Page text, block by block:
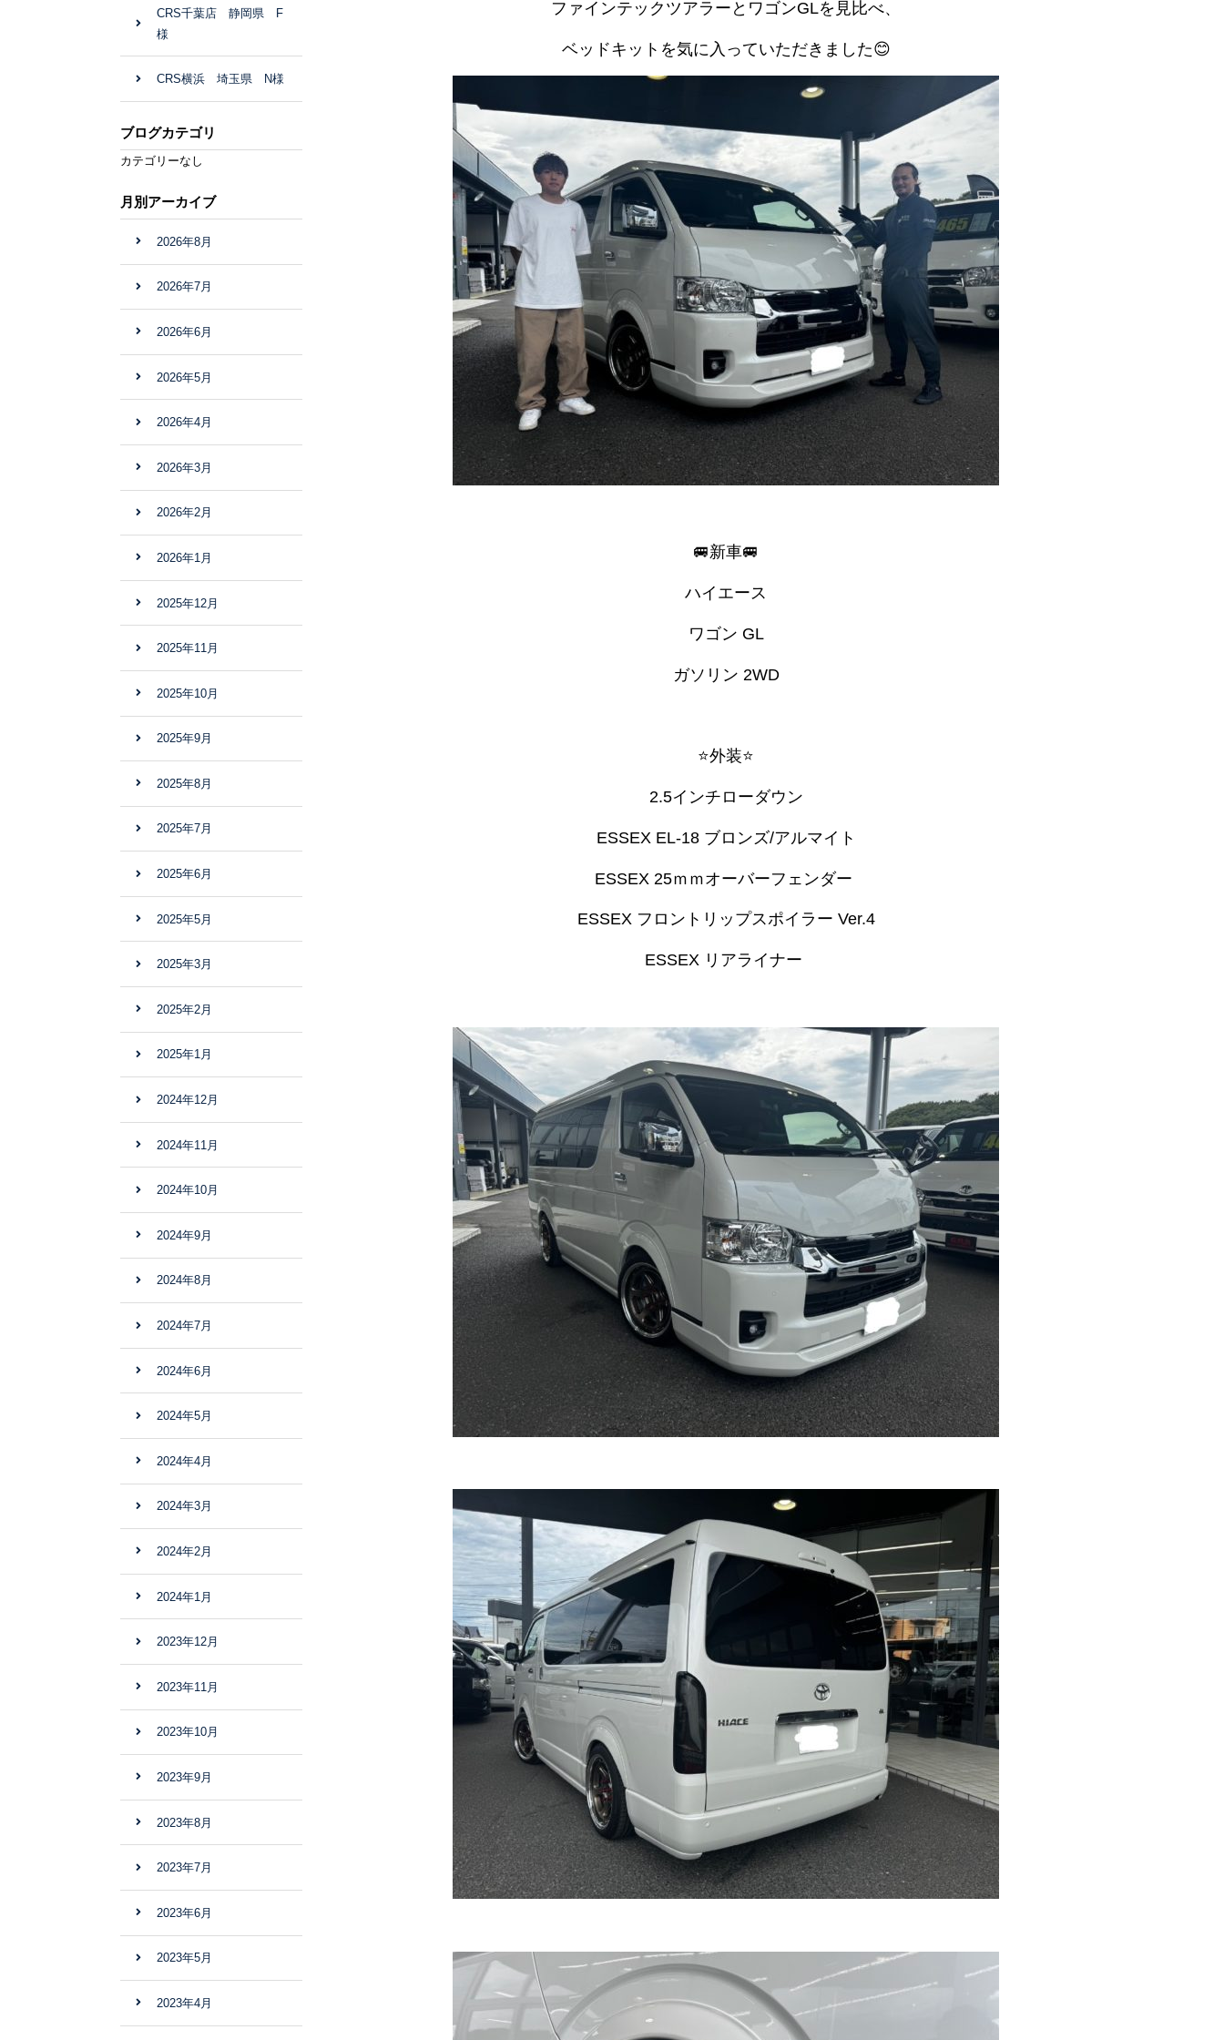
ファインテックツアラーとワゴンGLを見比べ、
ベッドキットを気に入っていただきました😊
🚐新車🚐
ハイエース
ワゴン GL
ガソリン 2WD
⭐外装⭐
2.5インチローダウン
ESSEX EL-18 ブロンズ/アルマイト
ESSEX 25ｍｍオーバーフェンダー
ESSEX フロントリップスポイラー Ver.4
ESSEX リアライナー
CRS千葉店 静岡県 F
様
CRS横浜 埼玉県 N様
ブログカテゴリ
カテゴリーなし
月別アーカイブ
2026年8月
2026年7月
2026年6月
2026年5月
2026年4月
2026年3月
2026年2月
2026年1月
2025年12月
2025年11月
2025年10月
2025年9月
2025年8月
2025年7月
2025年6月
2025年5月
2025年3月
2025年2月
2025年1月
2024年12月
2024年11月
2024年10月
2024年9月
2024年8月
2024年7月
2024年6月
2024年5月
2024年4月
2024年3月
2024年2月
2024年1月
2023年12月
2023年11月
2023年10月
2023年9月
2023年8月
2023年7月
2023年6月
2023年5月
2023年4月